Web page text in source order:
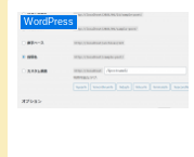
WordPress